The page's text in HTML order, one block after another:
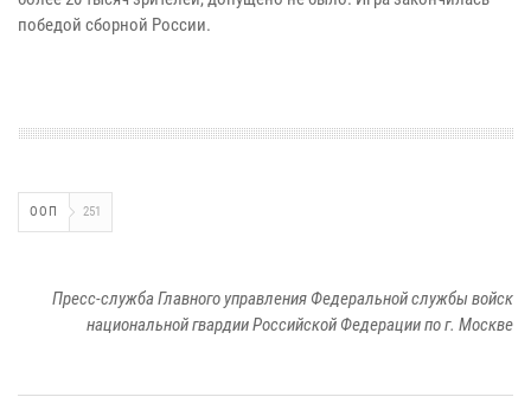
победой сборной России.
ООП 251
Пресс-служба Главного управления Федеральной службы войск
национальной гвардии Российской Федерации по г. Москве